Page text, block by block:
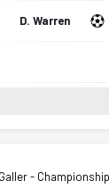
D. Warren
Galler -